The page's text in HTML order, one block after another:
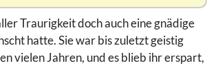
Traurigkeit doch auch eine gnädige
hatte. Sie war bis zuletzt geistig
vielen Jahren, und es blieb ihr erspart,